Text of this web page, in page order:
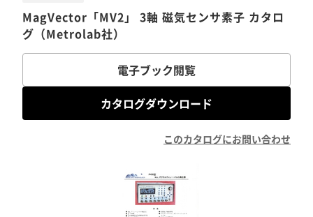
MagVector「MV2」 3軸 磁気センサ素子 カタロ
グ（Metrolab社）
電子ブック閲覧
カタログダウンロード
このカタログにお問い合わせ